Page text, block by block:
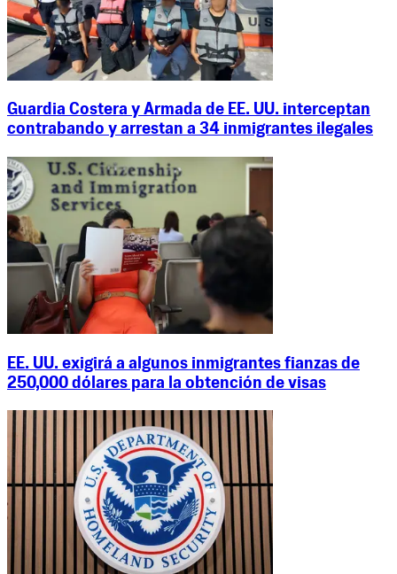
Guardia Costera y Armada de EE. UU. interceptan
contrabando y arrestan a 34 inmigrantes ilegales
EE. UU. exigirá a algunos inmigrantes fianzas de
250,000 dólares para la obtención de visas